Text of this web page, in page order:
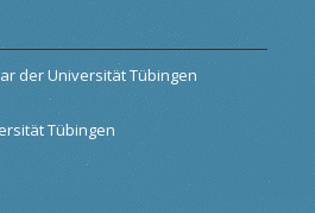
der Universität Tübingen
Tübingen